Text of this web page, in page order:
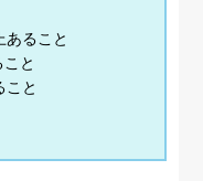
あること
と
こと